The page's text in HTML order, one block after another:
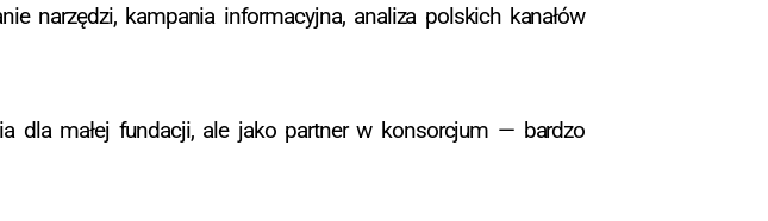
narzędzi, kampania informacyjna, analiza polskich kanałów
dla małej fundacji, ale jako partner w konsorcjum — bardzo